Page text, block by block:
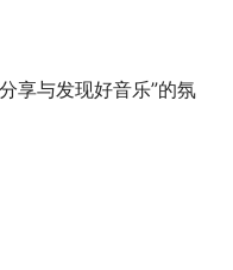
享与发现好音乐”的氛